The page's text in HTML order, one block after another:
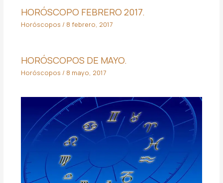
HORÓSCOPO FEBRERO 2017.
Horóscopos / 8 febrero, 2017
HORÓSCOPOS DE MAYO.
Horóscopos / 8 mayo, 2017